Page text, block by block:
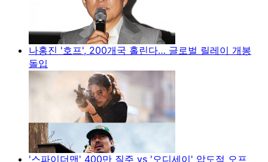
나홍진 '호프', 200개국 홀린다… 글로벌 릴레이 개봉
돌입
'스파이더맨' 400만 질주 vs '오디세이' 압도적 오프